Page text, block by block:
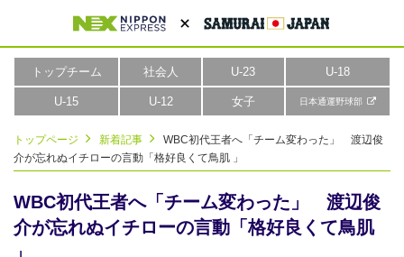
トップチーム 社会人 U-23 U-18
U-15 U-12 女子 日本通運野球部
トップページ 新着記事
WBC初代王者へ「チーム変わった」 渡辺俊
介が忘れぬイチローの言動「格好良くて鳥肌 」
WBC初代王者へ「チーム変わった」 渡辺俊
介が忘れぬイチローの言動「格好良くて鳥肌
」